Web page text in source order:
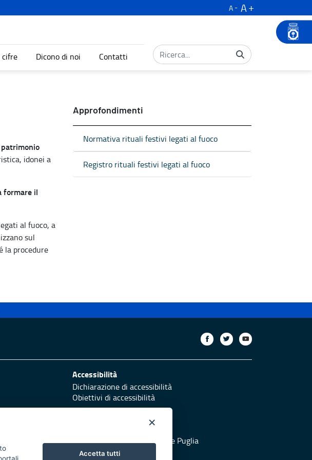
A
A
cifre Dicono di noi Contatti
idonei a
formare il
al fuoco, a
sul
la procedure
Approfondimenti
Normativa rituali festivi legati al fuoco
Registro rituali festivi legati al fuoco
Accessibilità
Dichiarazione di accessibilità
Obiettivi di accessibilità
Vai al sito di Protezione Civile Puglia
×
Accetta tutti